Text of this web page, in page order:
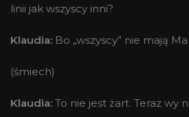
linii jak wszyscy inni?
Klaudia: Bo „wszyscy” nie mają
(śmiech)
Klaudia: To nie jest żart. Teraz wy